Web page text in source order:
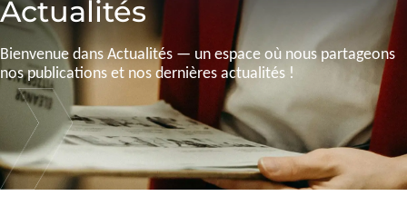
Actualités
Bienvenue dans Actualités — un espace où nous partageons
nos publications et nos dernières actualités !